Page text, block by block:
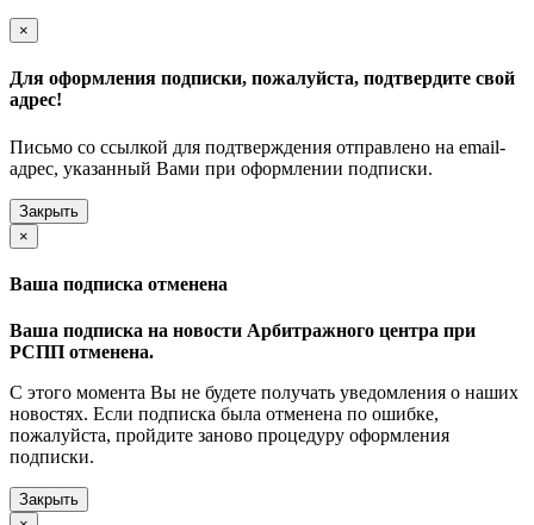
×
Для оформления подписки, пожалуйста, подтвердите свой
адрес!
Письмо со ссылкой для подтверждения отправлено на email-
адрес, указанный Вами при оформлении подписки.
Закрыть
×
Ваша подписка отменена
Ваша подписка на новости Арбитражного центра при
РСПП отменена.
С этого момента Вы не будете получать уведомления о наших
новостях. Если подписка была отменена по ошибке,
пожалуйста, пройдите заново процедуру оформления
подписки.
Закрыть